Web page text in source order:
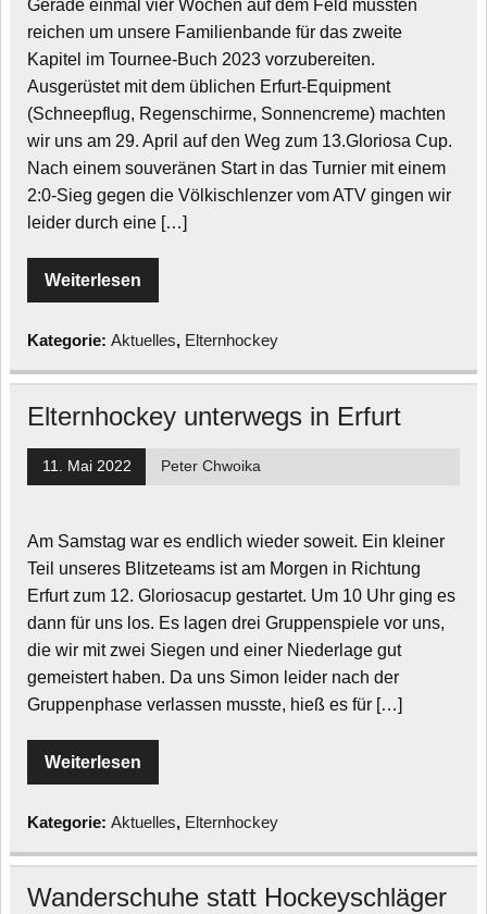
Gerade einmal vier Wochen auf dem Feld mussten
reichen um unsere Familienbande für das zweite
Kapitel im Tournee-Buch 2023 vorzubereiten.
Ausgerüstet mit dem üblichen Erfurt-Equipment
(Schneepflug, Regenschirme, Sonnencreme) machten
wir uns am 29. April auf den Weg zum 13.Gloriosa Cup.
Nach einem souveränen Start in das Turnier mit einem
2:0-Sieg gegen die Völkischlenzer vom ATV gingen wir
leider durch eine […]
Weiterlesen
Kategorie: Aktuelles, Elternhockey
Elternhockey unterwegs in Erfurt
11. Mai 2022 Peter Chwoika
Am Samstag war es endlich wieder soweit. Ein kleiner
Teil unseres Blitzeteams ist am Morgen in Richtung
Erfurt zum 12. Gloriosacup gestartet. Um 10 Uhr ging es
dann für uns los. Es lagen drei Gruppenspiele vor uns,
die wir mit zwei Siegen und einer Niederlage gut
gemeistert haben. Da uns Simon leider nach der
Gruppenphase verlassen musste, hieß es für […]
Weiterlesen
Kategorie: Aktuelles, Elternhockey
Wanderschuhe statt Hockeyschläger